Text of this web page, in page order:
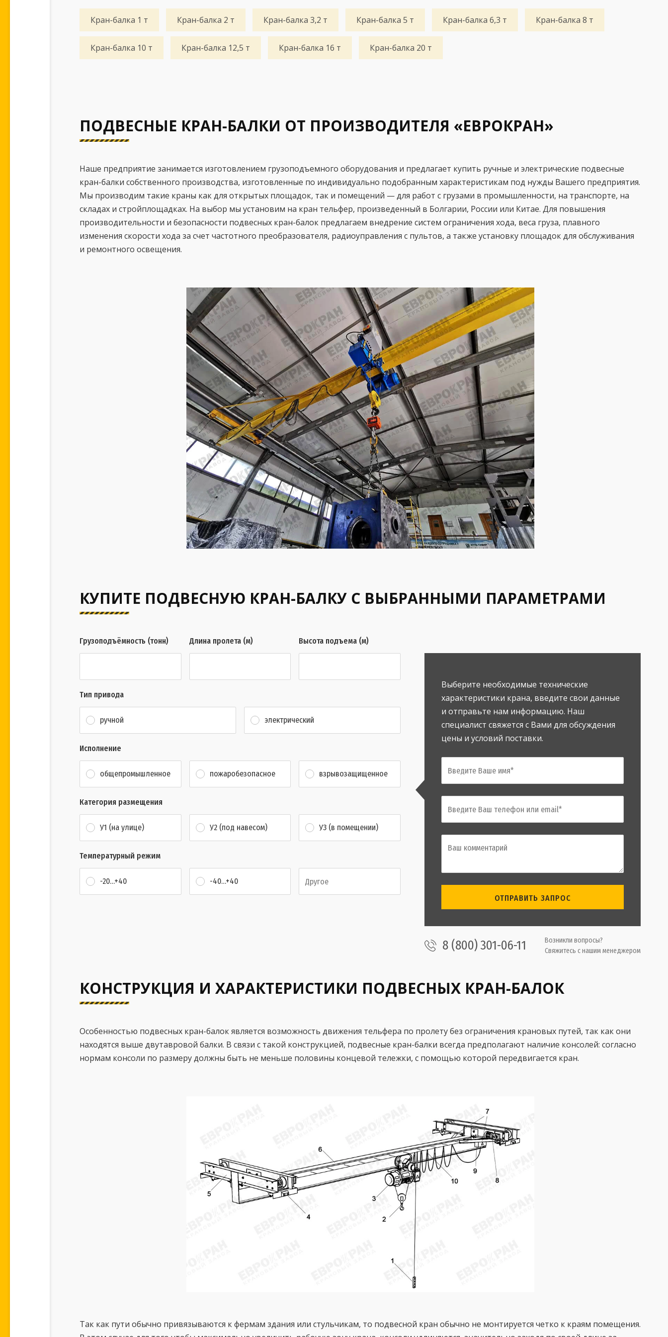
Кран-балка 1 т Кран-балка 2 т Кран-балка 3,2 т Кран-балка 5 т Кран-балка 6,3 т Кран-балка 8 т
Кран-балка 10 т Кран-балка 12,5 т Кран-балка 16 т Кран-балка 20 т
ПОДВЕСНЫЕ КРАН-БАЛКИ ОТ ПРОИЗВОДИТЕЛЯ «ЕВРОКРАН»
Наше предприятие занимается изготовлением грузоподъемного оборудования и предлагает купить ручные и электрические подвесные
кран-балки собственного производства, изготовленные по индивидуально подобранным характеристикам под нужды Вашего предприятия.
Мы производим такие краны как для открытых площадок, так и помещений — для работ с грузами в промышленности, на транспорте, на
складах и стройплощадках. На выбор мы установим на кран тельфер, произведенный в Болгарии, России или Китае. Для повышения
производительности и безопасности подвесных кран-балок предлагаем внедрение систем ограничения хода, веса груза, плавного
изменения скорости хода за счет частотного преобразователя, радиоуправления с пультов, а также установку площадок для обслуживания
и ремонтного освещения.
КУПИТЕ ПОДВЕСНУЮ КРАН-БАЛКУ С ВЫБРАННЫМИ ПАРАМЕТРАМИ
Грузоподъёмность (тонн) Длина пролета (м) Высота подъема (м)
Тип привода
ручной электрический
Исполнение
общепромышленное пожаробезопасное взрывозащищенное
Категория размещения
У1 (на улице) У2 (под навесом) У3 (в помещении)
Температурный режим
-20…+40 -40…+40
Выберите необходимые технические
характеристики крана, введите свои данные
и отправьте нам информацию. Наш
специалист свяжется с Вами для обсуждения
цены и условий поставки.
ОТПРАВИТЬ ЗАПРОС
8 (800) 301-06-11
Возникли вопросы?
Свяжитесь с нашим менеджером
КОНСТРУКЦИЯ И ХАРАКТЕРИСТИКИ ПОДВЕСНЫХ КРАН-БАЛОК
Особенностью подвесных кран-балок является возможность движения тельфера по пролету без ограничения крановых путей, так как они
находятся выше двутавровой балки. В связи с такой конструкцией, подвесные кран-балки всегда предполагают наличие консолей: согласно
нормам консоли по размеру должны быть не меньше половины концевой тележки, с помощью которой передвигается кран.
Так как пути обычно привязываются к фермам здания или стульчикам, то подвесной кран обычно не монтируется четко к краям помещения.